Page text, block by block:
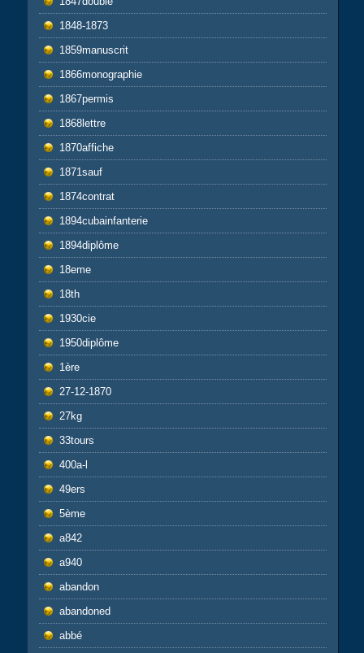
1848-1873
1859manuscrit
1866monographie
1867permis
1868lettre
1870affiche
1871sauf
1874contrat
1894cubainfanterie
1894diplôme
18eme
18th
1930cie
1950diplôme
1ère
27-12-1870
27kg
33tours
400a-l
49ers
5ème
a842
a940
abandon
abandoned
abbé